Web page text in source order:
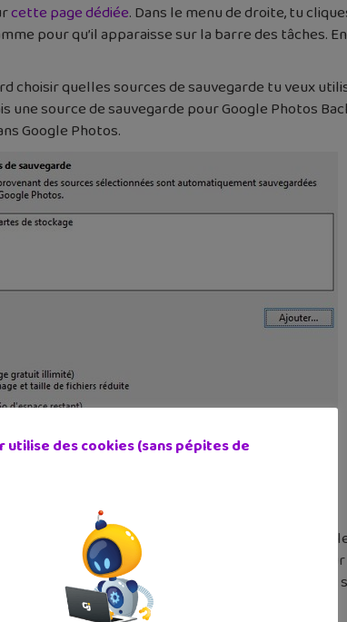
cette page dédiée. Dans le menu de droite, tu
pour qu’il apparaisse sur la barre des tâches.
choisir quelles sources de sauvegarde tu veux
source de sauvegarde pour Google Photos
Google Photos.
Tu as le choix « Haute qualité » et «
de 16 mégapixels, ce qui est déjà énorme, et
le format d’origine. Tu peux le faire mais cela
utilise des cookies (sans pépites de